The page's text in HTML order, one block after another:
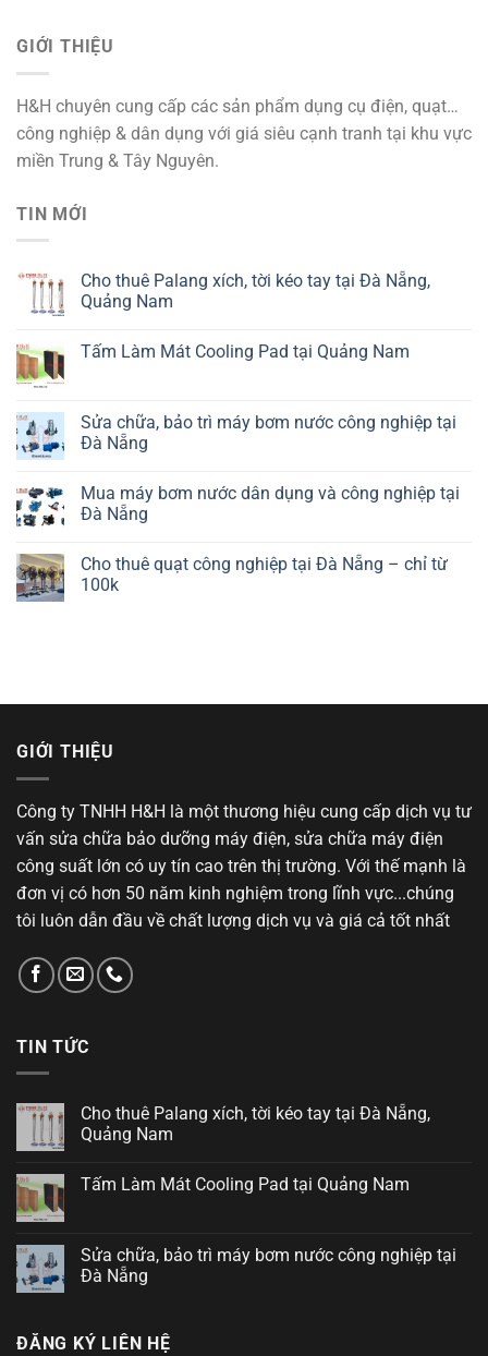
GIỚI THIỆU
H&H chuyên cung cấp các sản phẩm dụng cụ điện, quạt…
công nghiệp & dân dụng với giá siêu cạnh tranh tại khu vực
miền Trung & Tây Nguyên.
TIN MỚI
Cho thuê Palang xích, tời kéo tay tại Đà Nẵng,
Quảng Nam
Tấm Làm Mát Cooling Pad tại Quảng Nam
Sửa chữa, bảo trì máy bơm nước công nghiệp tại
Đà Nẵng
Mua máy bơm nước dân dụng và công nghiệp tại
Đà Nẵng
Cho thuê quạt công nghiệp tại Đà Nẵng – chỉ từ
100k
GIỚI THIỆU
Công ty TNHH H&H là một thương hiệu cung cấp dịch vụ tư
vấn sửa chữa bảo dưỡng máy điện, sửa chữa máy điện
công suất lớn có uy tín cao trên thị trường. Với thế mạnh là
đơn vị có hơn 50 năm kinh nghiệm trong lĩnh vực...chúng
tôi luôn dẫn đầu về chất lượng dịch vụ và giá cả tốt nhất
TIN TỨC
Cho thuê Palang xích, tời kéo tay tại Đà Nẵng,
Quảng Nam
Tấm Làm Mát Cooling Pad tại Quảng Nam
Sửa chữa, bảo trì máy bơm nước công nghiệp tại
Đà Nẵng
ĐĂNG KÝ LIÊN HỆ